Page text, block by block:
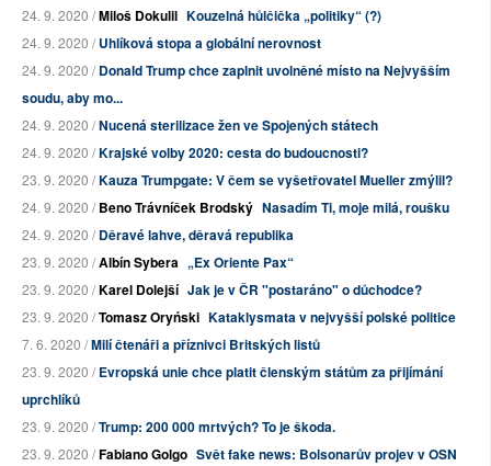
24. 9. 2020 /Miloš Dokulil Kouzelná hůlčička „politiky“ (?)
24. 9. 2020 /Uhlíková stopa a globální nerovnost
24. 9. 2020 /Donald Trump chce zaplnit uvolněné místo na Nejvyšším
soudu, aby mo...
24. 9. 2020 /Nucená sterilizace žen ve Spojených státech
24. 9. 2020 /Krajské volby 2020: cesta do budoucnosti?
23. 9. 2020 /Kauza Trumpgate: V čem se vyšetřovatel Mueller zmýlil?
24. 9. 2020 /Beno Trávníček Brodský Nasadím Ti, moje milá, roušku
24. 9. 2020 /Děravé lahve, děravá republika
23. 9. 2020 /Albín Sybera „Ex Oriente Pax“
23. 9. 2020 /Karel Dolejší Jak je v ČR "postaráno" o důchodce?
23. 9. 2020 /Tomasz Oryński Kataklysmata v nejvyšší polské politice
7. 6. 2020 /Milí čtenáři a příznivci Britských listů
23. 9. 2020 /Evropská unie chce platit členským státům za přijímání
uprchlíků
23. 9. 2020 /Trump: 200 000 mrtvých? To je škoda.
23. 9. 2020 /Fabiano Golgo Svět fake news: Bolsonarův projev v OSN